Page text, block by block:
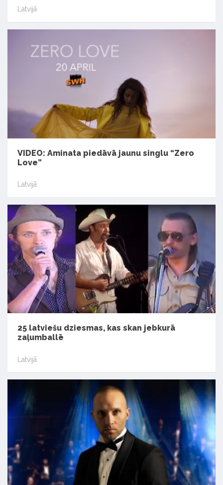
Latvijā
VIDEO: Aminata piedāvā jaunu singlu “Zero
Love”
Latvijā
25 latviešu dziesmas, kas skan jebkurā
zaļumballē
Latvijā